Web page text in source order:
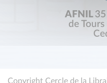
AFNIL
de
Copyright Cercle de la